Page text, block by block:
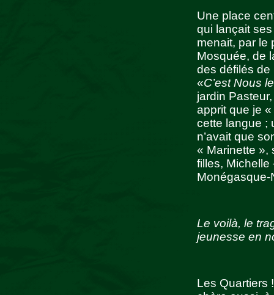
Une place
qui lançait
menait, par le
Mosquée, de
des défilés de
«C’est Nous
jardin
apprit que je
cette langue ;
n’avait que
« Marinette »,
filles,
Monégasque-
Le voilà, le
jeunesse en
Les Quartiers